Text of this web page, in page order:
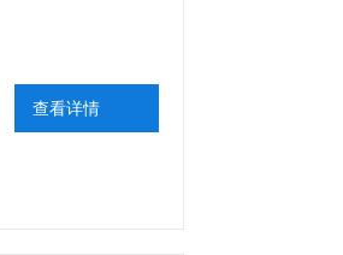
查看详情